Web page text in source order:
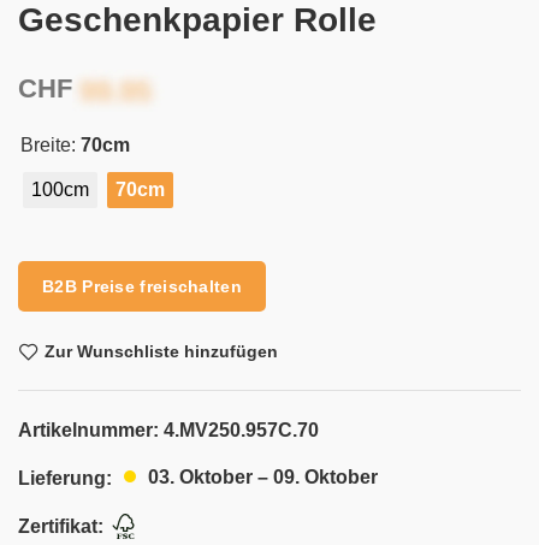
Geschenkpapier Rolle
CHF
Breite: 70cm
100cm 70cm
B2B Preise freischalten
Zur Wunschliste hinzufügen
Artikelnummer: 4.MV250.957C.70
Lieferung: 03. Oktober – 09. Oktober
Zertifikat: